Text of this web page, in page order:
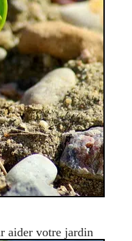
aider votre jardin